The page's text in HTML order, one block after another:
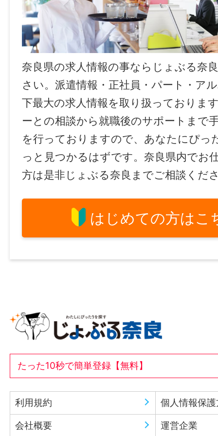
奈良県の求人情報の事ならじょぶる奈
さい。派遣情報・正社員・パート・ア
下最大の求人情報を取り扱っておりま
ーとの相談から就職後のサポートまで
を行っておりますので、あなたにぴっ
っと見つかるはずです。奈良県内でお
方は是非じょぶる奈良までご相談くだ
はじめての方はこ
たった10秒で簡単登録【無料】
利用規約 個人情報保
会社概要 運営企業